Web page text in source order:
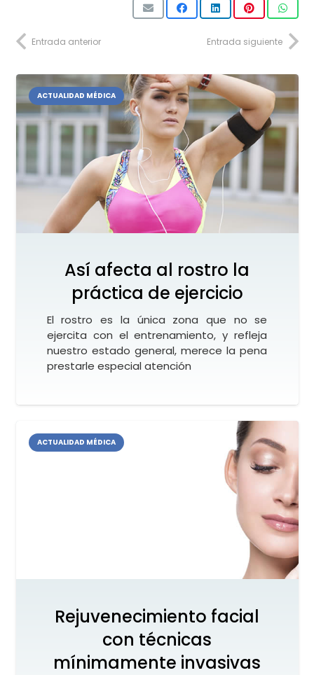
Entrada anterior Entrada siguiente
ACTUALIDAD MÉDICA
Así afecta al rostro la
práctica de ejercicio
El rostro es la única zona que no se
ejercita con el entrenamiento, y refleja
nuestro estado general, merece la pena
prestarle especial atención
ACTUALIDAD MÉDICA
Rejuvenecimiento facial
con técnicas
mínimamente invasivas